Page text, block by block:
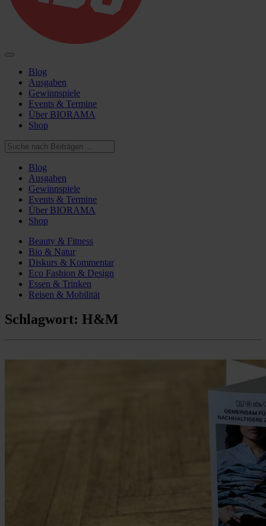
Blog
Ausgaben
Gewinnspiele
Events & Termine
Über BIORAMA
Shop
Blog
Ausgaben
Gewinnspiele
Events & Termine
Über BIORAMA
Shop
Beauty & Fitness
Bio & Natur
Diskurs & Kommentar
Eco Fashion & Design
Essen & Trinken
Reisen & Mobilität
Schlagwort: H&M